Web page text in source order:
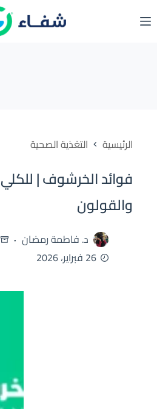
إلى
الرئيسية التغذية الصحية
فوائد الخرشوف |
والقولون
د. فاطمة رمضان
26 فبراير، 2026